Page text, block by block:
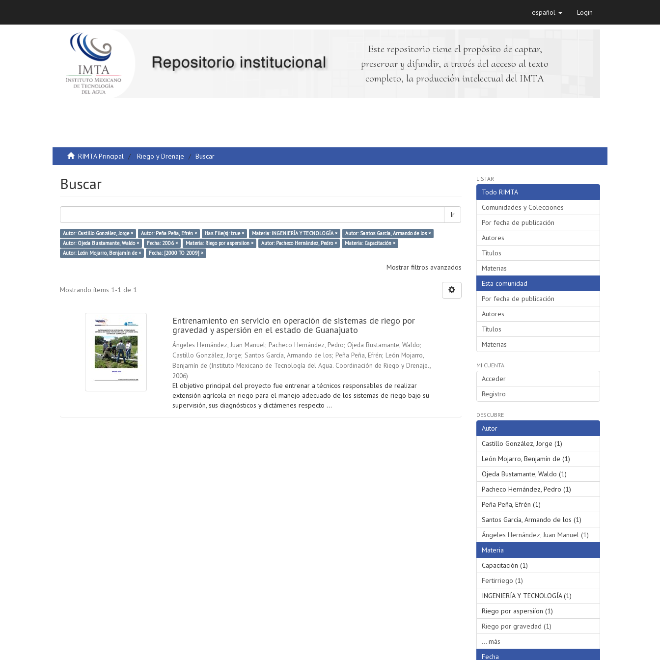
español Login
Este repositorio tiene el propósito de captar,
preservar y difundir, a través del acceso al texto
completo, la producción intelectual del IMTA
RIMTA Principal Riego y Drenaje Buscar
Buscar
Ir
Autor: Castillo González, Jorge × Autor: Peña Peña, Efrén × Has File(s): true × Materia: INGENIERÍA Y TECNOLOGÍA ×
Autor: Santos García, Armando de los ×
Autor: Ojeda Bustamante, Waldo ×
Fecha: 2006 × Materia: Riego por aspersiíon × Autor: Pacheco Hernández, Pedro ×
Materia: Capacitación ×
Autor: León Mojarro, Benjamín de ×
Fecha: [2000 TO 2009] ×
Mostrar filtros avanzados
Mostrando ítems 1-1 de 1
Entrenamiento en servicio en operación de sistemas de riego por
gravedad y aspersión en el estado de Guanajuato
Ángeles Hernández, Juan Manuel; Pacheco Hernández, Pedro; Ojeda Bustamante, Waldo;
Castillo González, Jorge; Santos García, Armando de los; Peña Peña, Efrén; León Mojarro,
Benjamín de (Instituto Mexicano de Tecnología del Agua. Coordinación de Riego y Drenaje.,
2006)
El objetivo principal del proyecto fue entrenar a técnicos responsables de realizar
extensión agrícola en riego para el manejo adecuado de los sistemas de riego bajo su
supervisión, sus diagnósticos y dictámenes respecto ...
LISTAR
Todo RIMTA
Comunidades y Colecciones
Por fecha de publicación
Autores
Títulos
Materias
Esta comunidad
Por fecha de publicación
Autores
Títulos
Materias
MI CUENTA
Acceder
Registro
DESCUBRE
Autor
Castillo González, Jorge (1)
León Mojarro, Benjamín de (1)
Ojeda Bustamante, Waldo (1)
Pacheco Hernández, Pedro (1)
Peña Peña, Efrén (1)
Santos García, Armando de los (1)
Ángeles Hernández, Juan Manuel (1)
Materia
Capacitación (1)
Fertirriego (1)
INGENIERÍA Y TECNOLOGÍA (1)
Riego por aspersiíon (1)
Riego por gravedad (1)
... más
Fecha